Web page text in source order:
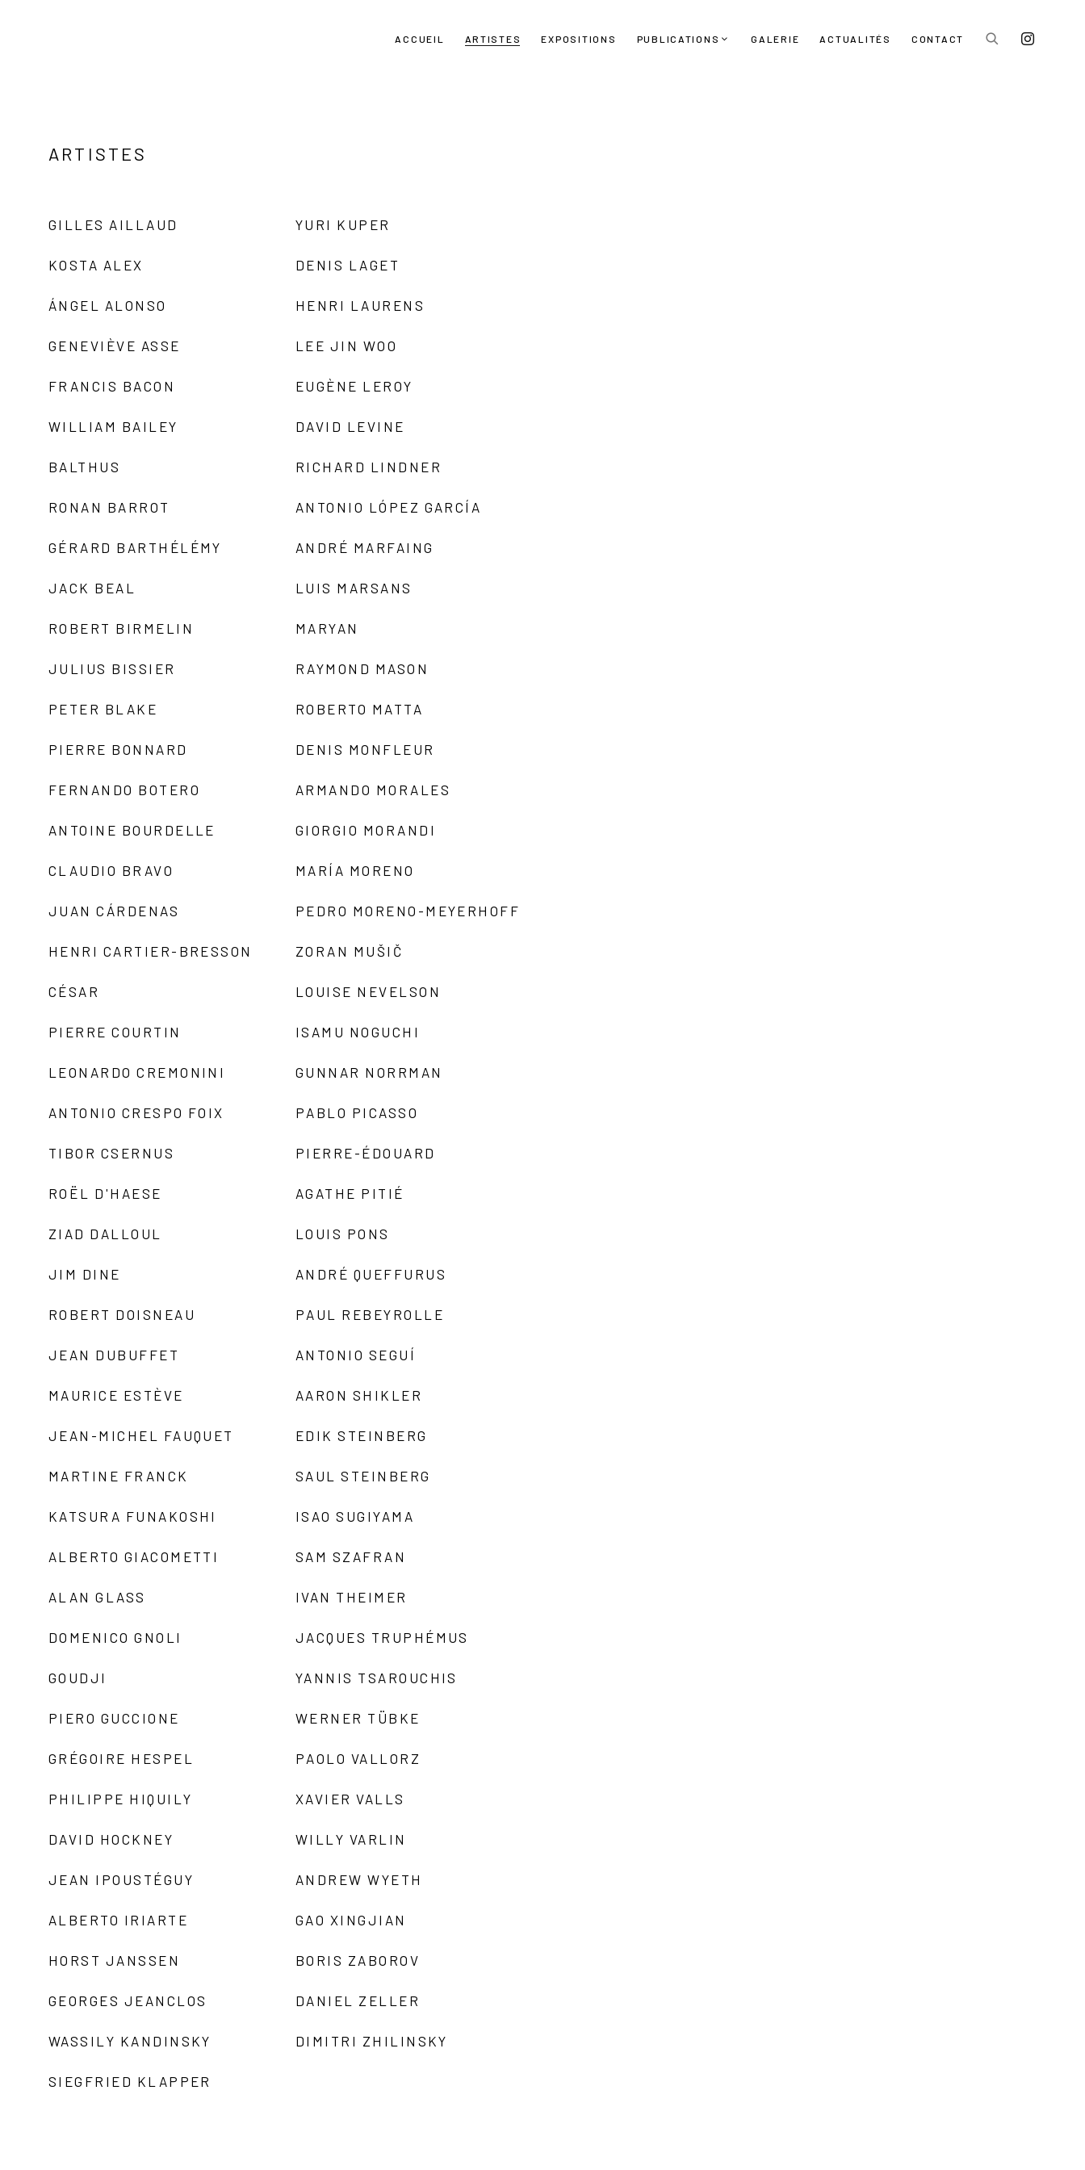
ACCUEIL ARTISTES EXPOSITIONS PUBLICATIONS GALERIE ACTUALITÉS CONTACT
ARTISTES
GILLES AILLAUD
KOSTA ALEX
ÁNGEL ALONSO
GENEVIÈVE ASSE
FRANCIS BACON
WILLIAM BAILEY
BALTHUS
RONAN BARROT
GÉRARD BARTHÉLÉMY
JACK BEAL
ROBERT BIRMELIN
JULIUS BISSIER
PETER BLAKE
PIERRE BONNARD
FERNANDO BOTERO
ANTOINE BOURDELLE
CLAUDIO BRAVO
JUAN CÁRDENAS
HENRI CARTIER-BRESSON
CÉSAR
PIERRE COURTIN
LEONARDO CREMONINI
ANTONIO CRESPO FOIX
TIBOR CSERNUS
ROËL D'HAESE
ZIAD DALLOUL
JIM DINE
ROBERT DOISNEAU
JEAN DUBUFFET
MAURICE ESTÈVE
JEAN-MICHEL FAUQUET
MARTINE FRANCK
KATSURA FUNAKOSHI
ALBERTO GIACOMETTI
ALAN GLASS
DOMENICO GNOLI
GOUDJI
PIERO GUCCIONE
GRÉGOIRE HESPEL
PHILIPPE HIQUILY
DAVID HOCKNEY
JEAN IPOUSTÉGUY
ALBERTO IRIARTE
HORST JANSSEN
GEORGES JEANCLOS
WASSILY KANDINSKY
SIEGFRIED KLAPPER
YURI KUPER
DENIS LAGET
HENRI LAURENS
LEE JIN WOO
EUGÈNE LEROY
DAVID LEVINE
RICHARD LINDNER
ANTONIO LÓPEZ GARCÍA
ANDRÉ MARFAING
LUIS MARSANS
MARYAN
RAYMOND MASON
ROBERTO MATTA
DENIS MONFLEUR
ARMANDO MORALES
GIORGIO MORANDI
MARÍA MORENO
PEDRO MORENO-MEYERHOFF
ZORAN MUŠIČ
LOUISE NEVELSON
ISAMU NOGUCHI
GUNNAR NORRMAN
PABLO PICASSO
PIERRE-ÉDOUARD
AGATHE PITIÉ
LOUIS PONS
ANDRÉ QUEFFURUS
PAUL REBEYROLLE
ANTONIO SEGUÍ
AARON SHIKLER
EDIK STEINBERG
SAUL STEINBERG
ISAO SUGIYAMA
SAM SZAFRAN
IVAN THEIMER
JACQUES TRUPHÉMUS
YANNIS TSAROUCHIS
WERNER TÜBKE
PAOLO VALLORZ
XAVIER VALLS
WILLY VARLIN
ANDREW WYETH
GAO XINGJIAN
BORIS ZABOROV
DANIEL ZELLER
DIMITRI ZHILINSKY